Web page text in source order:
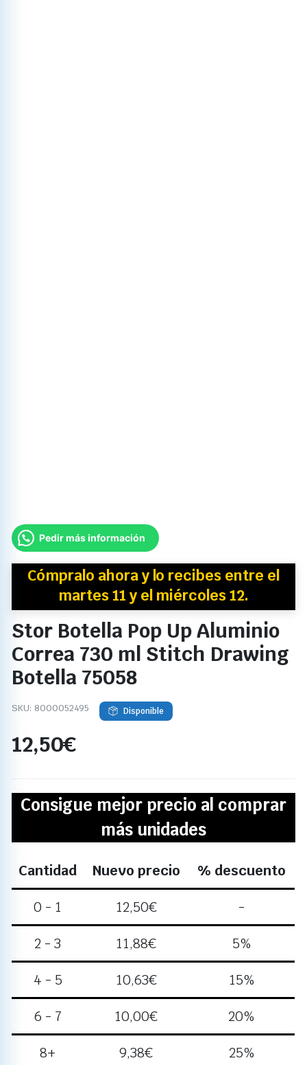
Pedir más información
Cómpralo ahora y lo recibes entre el
martes 11 y el miércoles 12.
Stor Botella Pop Up Aluminio
Correa 730 ml Stitch Drawing
Botella 75058
SKU: 8000052495 Disponible
12,50€
Consigue mejor precio al comprar
más unidades
Cantidad Nuevo precio % descuento
0 - 1 12,50€ -
2 - 3 11,88€ 5%
4 - 5 10,63€ 15%
6 - 7 10,00€ 20%
8+ 9,38€ 25%